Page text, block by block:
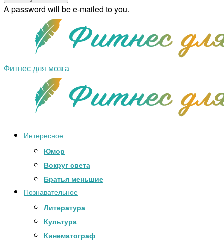
A password will be e-mailed to you.
Фитнес для мозга
Интересное
Юмор
Вокруг света
Братья меньшие
Познавательное
Литература
Культура
Кинематограф